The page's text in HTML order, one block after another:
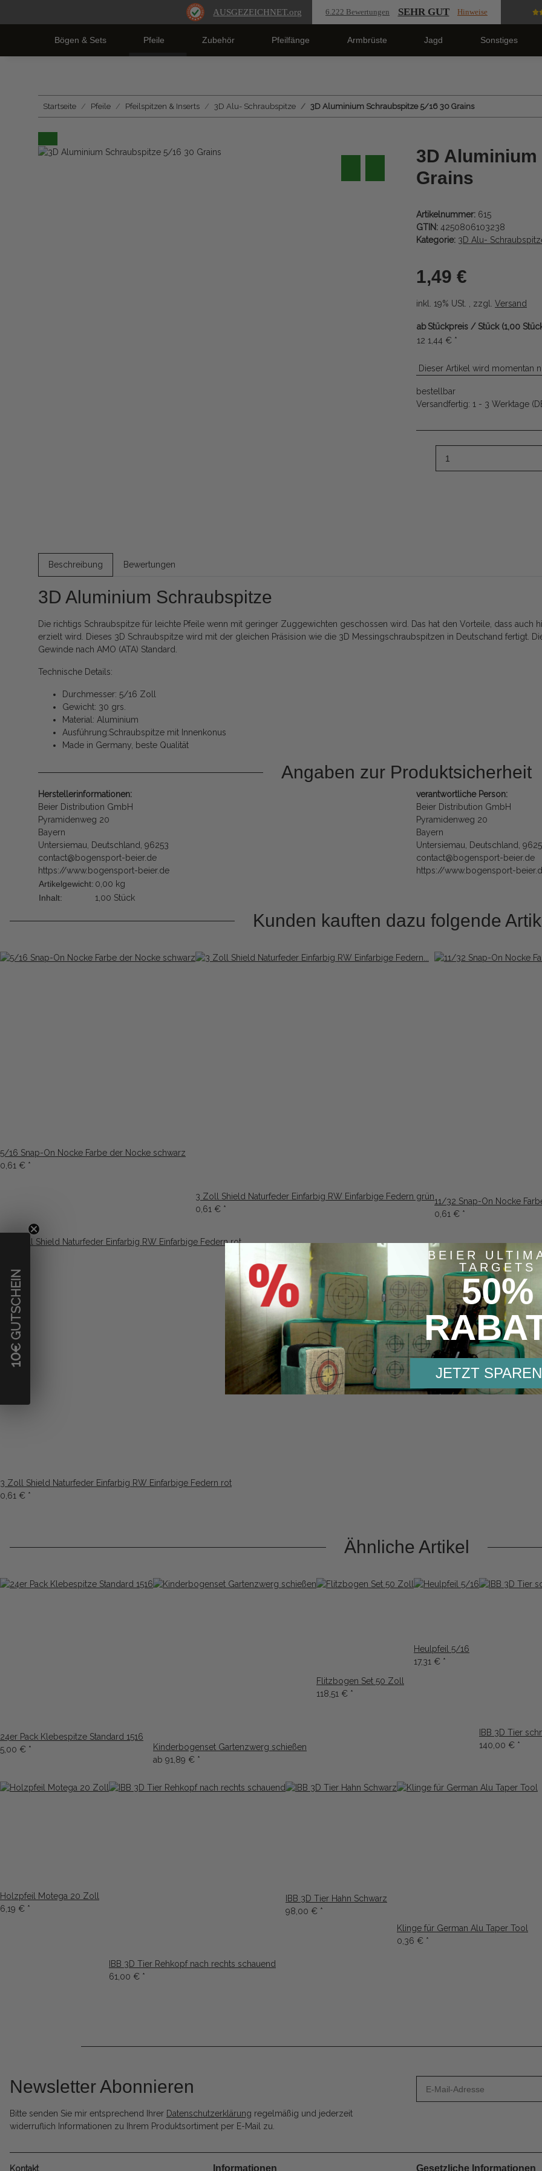
AUSGEZEICHNET.org 6.222 Bewertungen SEHR GUT Hinweise
Bögen & Sets Pfeile Zubehör Pfeilfänge Armbrüste Jagd Sonstiges
Startseite Pfeile Pfeilspitzen & Inserts 3D Alu- Schraubspitze 3D Aluminium Schraubspitze 5/16 30 Grains
3D
Grains
Artikelnummer: 615
GTIN: 4250806103238
Kategorie: 3D Alu-
1,49 €
inkl. 19% USt. , zzgl. Versand
abStückpreis / Stück (1,00
12 1,44 € *
Dieser Artikel wird momentan
bestellbar
Versandfertig: 1 - 3 Werktage
Beschreibung Bewertungen
3D Aluminium Schraubspitze
Die richtigs Schraubspitze für leichte Pfeile wenn mit geringer Zuggewichten geschossen wird. Das hat den Vorteile, dass auch
erzielt wird. Dieses 3D Schraubspitze wird mit der gleichen Präsision wie die 3D Messingschraubspitzen in Deutschand fertigt.
Gewinde nach AMO (ATA) Standard.
Technische Details:
Durchmesser: 5/16 Zoll
Gewicht: 30 grs.
Material: Aluminium
Ausführung:Schraubspitze mit Innenkonus
Made in Germany, beste Qualität
Angaben zur Produktsicherheit
Herstellerinformationen:
Beier Distribution GmbH
Pyramidenweg 20
Bayern
Untersiemau, Deutschland, 96253
contact@bogensport-beier.de
https://www.bogensport-beier.de
verantwortliche Person:
Beier Distribution GmbH
Pyramidenweg 20
Bayern
Untersiemau, Deutschland,
contact@bogensport-beier.de
https://www.bogensport-
Artikelgewicht: 0,00 kg
Inhalt:
1,00 Stück
Kunden kauften dazu folgende
5/16 Snap-On Nocke Farbe der Nocke schwarz
0,61 € *
3 Zoll Shield Naturfeder Einfarbig RW Einfarbige Federn grün
0,61 € *
11/32 Snap-On Nocke
0,61 € *
3 Zoll Shield Naturfeder Einfarbig RW Einfarbige Federn rot
0,61 € *
Ähnliche Artikel
24er Pack Klebespitze Standard 1516
5,00 € *
Kinderbogenset Gartenzwerg schießen
ab 91,89 € *
Flitzbogen Set 50 Zoll
118,51 € *
Heulpfeil 5/16
17,31 € *
IBB 3D Tier
140,00 € *
Holzpfeil Motega 20 Zoll
6,19 € *
IBB 3D Tier Rehkopf nach rechts schauend
61,00 € *
IBB 3D Tier Hahn Schwarz
98,00 € *
Klinge für German Alu Taper Tool
0,36 € *
Newsletter Abonnieren
Bitte senden Sie mir entsprechend Ihrer Datenschutzerklärung regelmäßig und jederzeit
widerruflich Informationen zu Ihrem Produktsortiment per E-Mail zu.
Kontakt Informationen Gesetzliche Informationen
10
€ GUTSCHEIN
BEIER
TARGETS
50%
JETZT